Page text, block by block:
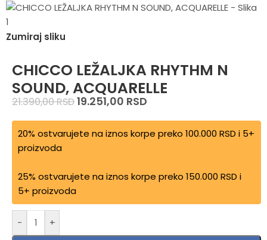
Zumiraj sliku
CHICCO LEŽALJKA RHYTHM N
SOUND, ACQUARELLE
21.390,00RSD19.251,00 RSD
20% ostvarujete na iznos korpe preko 100.000 RSD i 5+
proizvoda
25% ostvarujete na iznos korpe preko 150.000 RSD i
5+ proizvoda
- +
Alternative: